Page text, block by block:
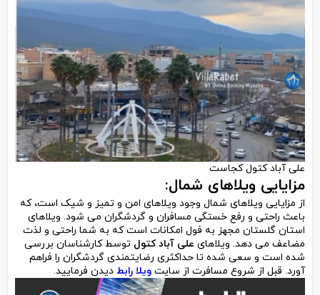
علی آباد کتول کجاست
مزایایی ویلاهای شمال:
از مزایایی ویلاهای شمال وجود ویلاهای امن و تمیز و شیک است، که
باعث راحتی و رفع خستگی مسافران و گردشگران می شود. ویلاهای
استان گلستان مجهز به فول امکانات است که به شما راحتی و لذت
مضاعف می دهد. ویلاهای علی آباد کتول توسط کارشناسان بررسی
شده است و سعی شده تا حداکثری رضایتمندی گردشگران را فراهم
آورد. قبل از شروع مسافرت از سایت ویلا رابط دیدن فرمایید.